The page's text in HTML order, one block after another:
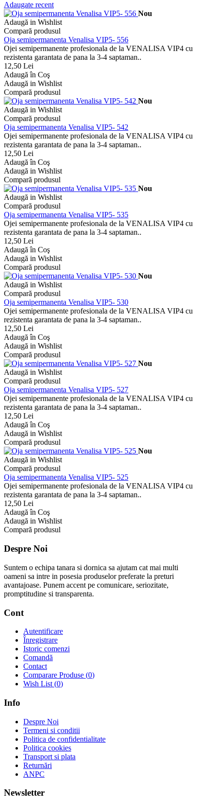
Adaugate recent
Nou
Adaugă in Wishlist
Compară produsul
Oja semipermanenta Venalisa VIP5- 556
Ojei semipermanente profesionala de la VENALISA VIP4 cu
rezistenta garantata de pana la 3-4 saptaman..
12,50 Lei
Adaugă în Coş
Adaugă in Wishlist
Compară produsul
Nou
Adaugă in Wishlist
Compară produsul
Oja semipermanenta Venalisa VIP5- 542
Ojei semipermanente profesionala de la VENALISA VIP4 cu
rezistenta garantata de pana la 3-4 saptaman..
12,50 Lei
Adaugă în Coş
Adaugă in Wishlist
Compară produsul
Nou
Adaugă in Wishlist
Compară produsul
Oja semipermanenta Venalisa VIP5- 535
Ojei semipermanente profesionala de la VENALISA VIP4 cu
rezistenta garantata de pana la 3-4 saptaman..
12,50 Lei
Adaugă în Coş
Adaugă in Wishlist
Compară produsul
Nou
Adaugă in Wishlist
Compară produsul
Oja semipermanenta Venalisa VIP5- 530
Ojei semipermanente profesionala de la VENALISA VIP4 cu
rezistenta garantata de pana la 3-4 saptaman..
12,50 Lei
Adaugă în Coş
Adaugă in Wishlist
Compară produsul
Nou
Adaugă in Wishlist
Compară produsul
Oja semipermanenta Venalisa VIP5- 527
Ojei semipermanente profesionala de la VENALISA VIP4 cu
rezistenta garantata de pana la 3-4 saptaman..
12,50 Lei
Adaugă în Coş
Adaugă in Wishlist
Compară produsul
Nou
Adaugă in Wishlist
Compară produsul
Oja semipermanenta Venalisa VIP5- 525
Ojei semipermanente profesionala de la VENALISA VIP4 cu
rezistenta garantata de pana la 3-4 saptaman..
12,50 Lei
Adaugă în Coş
Adaugă in Wishlist
Compară produsul
Despre Noi
Suntem o echipa tanara si dornica sa ajutam cat mai multi
oameni sa intre in posesia produselor preferate la preturi
avantajoase. Punem accent pe comunicare, seriozitate,
promptitudine si transparenta.
Cont
Autentificare
Înregistrare
Istoric comenzi
Comandă
Contact
Comparare Produse (0)
Wish List (0)
Info
Despre Noi
Termeni si conditii
Politica de confidentialitate
Politica cookies
Transport si plata
Returnări
ANPC
Newsletter